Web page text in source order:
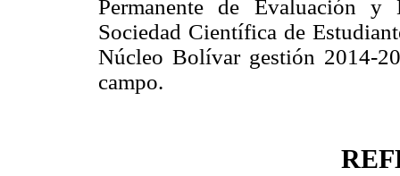
Permanente de Evaluación
Sociedad Científica de
Núcleo Bolívar gestión 2014-
campo.